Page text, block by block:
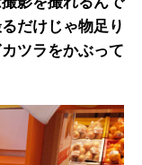
だけじゃ物足り
ツラをかぶって